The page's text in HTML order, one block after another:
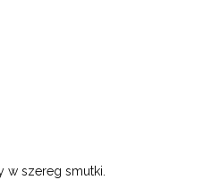
w szereg smutki.